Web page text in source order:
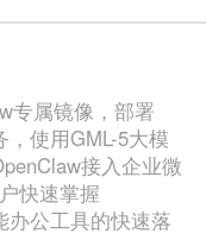
专属镜像，部署
使用GML-5大模
接入企业微
快速掌握
办公工具的快速落